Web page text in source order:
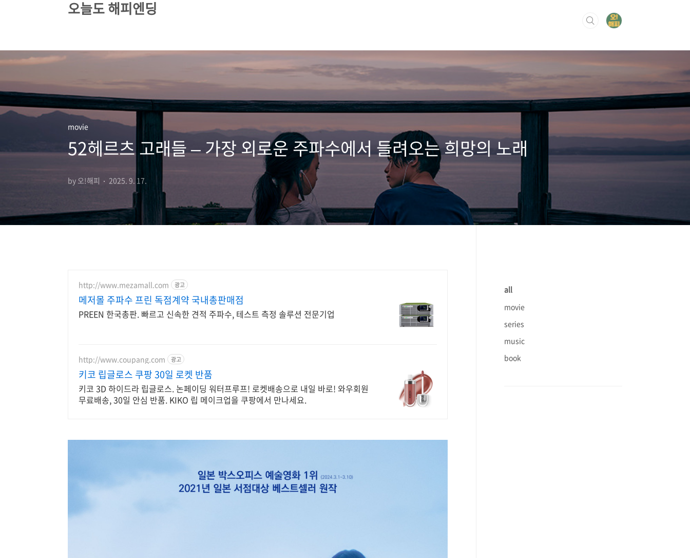
오늘도 해피엔딩
movie
52헤르츠 고래들 – 가장 외로운 주파수에서 들려오는 희망의 노래
by 오!해피 2025. 9. 17.
http://www.mezamall.com 광고
메저몰 주파수 프린 독점계약 국내총판매점
PREEN 한국총판. 빠르고 신속한 견적 주파수, 테스트 측정 솔루션 전문기업
http://www.coupang.com 광고
키코 립글로스 쿠팡 30일 로켓 반품
키코 3D 하이드라 립글로스. 논페이딩 워터프루프! 로켓배송으로 내일 바로! 와우회원
무료배송, 30일 안심 반품. KIKO 립 메이크업을 쿠팡에서 만나세요.
all
movie
series
music
book